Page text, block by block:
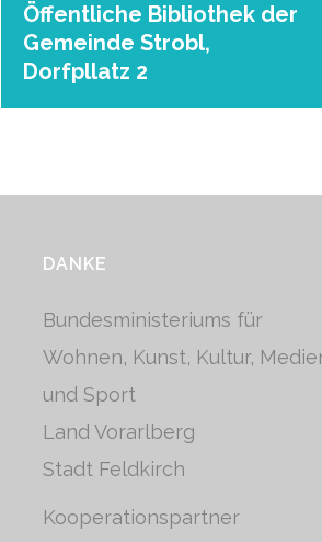
Öffentliche Bibliothek der
Gemeinde Strobl,
Dorfpllatz 2
DANKE
Bundesministeriums für
Wohnen, Kunst, Kultur,
und Sport
Land Vorarlberg
Stadt Feldkirch
Kooperationspartner